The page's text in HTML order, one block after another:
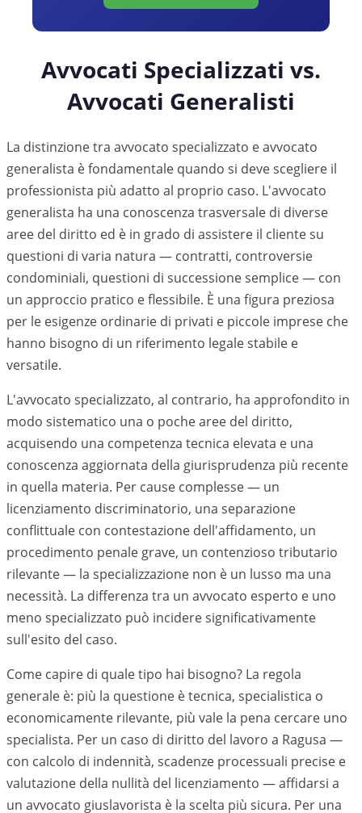
Avvocati Specializzati vs.
Avvocati Generalisti
La distinzione tra avvocato specializzato e avvocato
generalista è fondamentale quando si deve scegliere il
professionista più adatto al proprio caso. L'avvocato
generalista ha una conoscenza trasversale di diverse
aree del diritto ed è in grado di assistere il cliente su
questioni di varia natura — contratti, controversie
condominiali, questioni di successione semplice — con
un approccio pratico e flessibile. È una figura preziosa
per le esigenze ordinarie di privati e piccole imprese che
hanno bisogno di un riferimento legale stabile e
versatile.
L'avvocato specializzato, al contrario, ha approfondito in
modo sistematico una o poche aree del diritto,
acquisendo una competenza tecnica elevata e una
conoscenza aggiornata della giurisprudenza più recente
in quella materia. Per cause complesse — un
licenziamento discriminatorio, una separazione
conflittuale con contestazione dell'affidamento, un
procedimento penale grave, un contenzioso tributario
rilevante — la specializzazione non è un lusso ma una
necessità. La differenza tra un avvocato esperto e uno
meno specializzato può incidere significativamente
sull'esito del caso.
Come capire di quale tipo hai bisogno? La regola
generale è: più la questione è tecnica, specialistica o
economicamente rilevante, più vale la pena cercare uno
specialista. Per un caso di diritto del lavoro a Ragusa —
con calcolo di indennità, scadenze processuali precise e
valutazione della nullità del licenziamento — affidarsi a
un avvocato giuslavorista è la scelta più sicura. Per una